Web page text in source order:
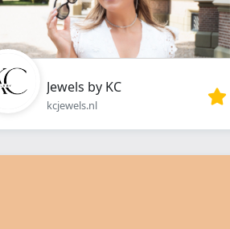
Jewels by KC
kcjewels.nl